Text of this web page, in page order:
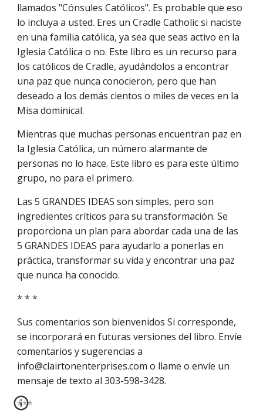
llamados "Cónsules Católicos". Es probable que eso
lo incluya a usted. Eres un Cradle Catholic si naciste
en una familia católica, ya sea que seas activo en la
Iglesia Católica o no. Este libro es un recurso para
los católicos de Cradle, ayudándolos a encontrar
una paz que nunca conocieron, pero que han
deseado a los demás cientos o miles de veces en la
Misa dominical.
Mientras que muchas personas encuentran paz en
la Iglesia Católica, un número alarmante de
personas no lo hace. Este libro es para este último
grupo, no para el primero.
Las 5 GRANDES IDEAS son simples, pero son
ingredientes críticos para su transformación. Se
proporciona un plan para abordar cada una de las
5 GRANDES IDEAS para ayudarlo a ponerlas en
práctica, transformar su vida y encontrar una paz
que nunca ha conocido.
* * *
Sus comentarios son bienvenidos Si corresponde,
se incorporará en futuras versiones del libro. Envíe
comentarios y sugerencias a
info@clairtonenterprises.com o llame o envíe un
mensaje de texto al 303-598-3428.
***